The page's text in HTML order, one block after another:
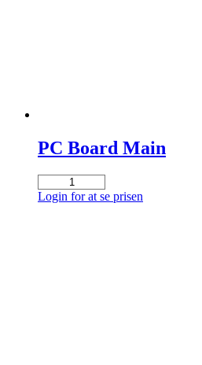
PC Board Main
Board
Login for at se prisen